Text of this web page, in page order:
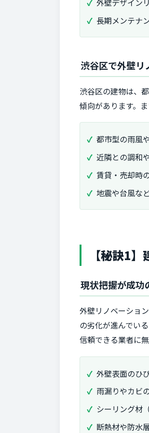
外壁デザイン
長期メンテナ
渋谷区で外壁リ
渋谷区の建物は、
傾向があります。
都市型の雨風
近隣との調和
賃貸・売却時
地震や台風な
【秘訣1
現状把握が成功
外壁リノベーショ
の劣化が進んでい
信頼できる業者に
外壁表面のひ
雨漏りやカビ
シーリング材
断熱材や防水